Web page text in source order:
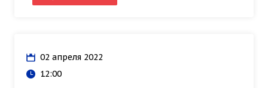
02 апреля 2022
12:00